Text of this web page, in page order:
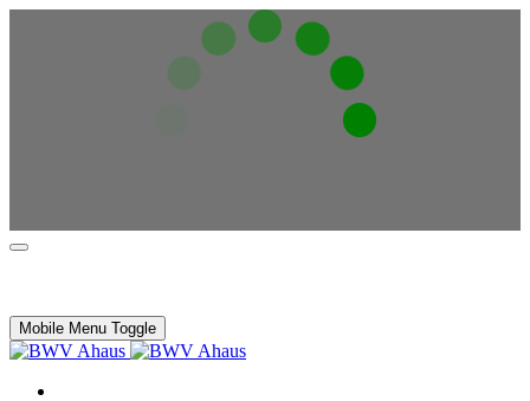
Mobile Menu Toggle